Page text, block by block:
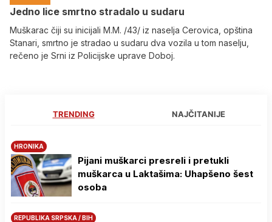
Јedno lice smrtno stradalo u sudaru
Muškarac čiji su inicijali M.M. /43/ iz naselja Cerovica, opština
Stanari, smrtno je stradao u sudaru dva vozila u tom naselju,
rečeno je Srni iz Policijske uprave Doboj.
TRENDING NAJČITANIJE
HRONIKA
Pijani muškarci presreli i pretukli
muškarca u Laktašima: Uhapšeno šest
osoba
REPUBLIKA SRPSKA / BIH